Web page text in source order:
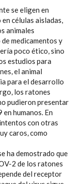
se eligen en
células aisladas,
animales
medicamentos y
poco ético, sino
estudios para
el animal
para el desarrollo
los ratones
pudieron presentar
humanos. En
con otras
caros, como
ha demostrado que
2 de los ratones
del receptor